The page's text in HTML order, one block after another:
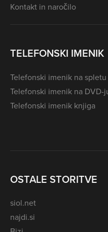
Kontakt in naročilo
TELEFONSKI IMENIK
Telefonski imenik na spletu
Telefonski imenik na DVD-
Telefonski imenik knjiga
OSTALE STORITVE
siol.net
najdi.si